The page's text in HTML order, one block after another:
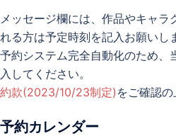
メッセージ欄には、作品やキャラ
れる方は予定時刻を記入お願いし
予約システム完全自動化のため、
入してください。
約款(2023/10/23制定) をご確認の
予約カレンダー